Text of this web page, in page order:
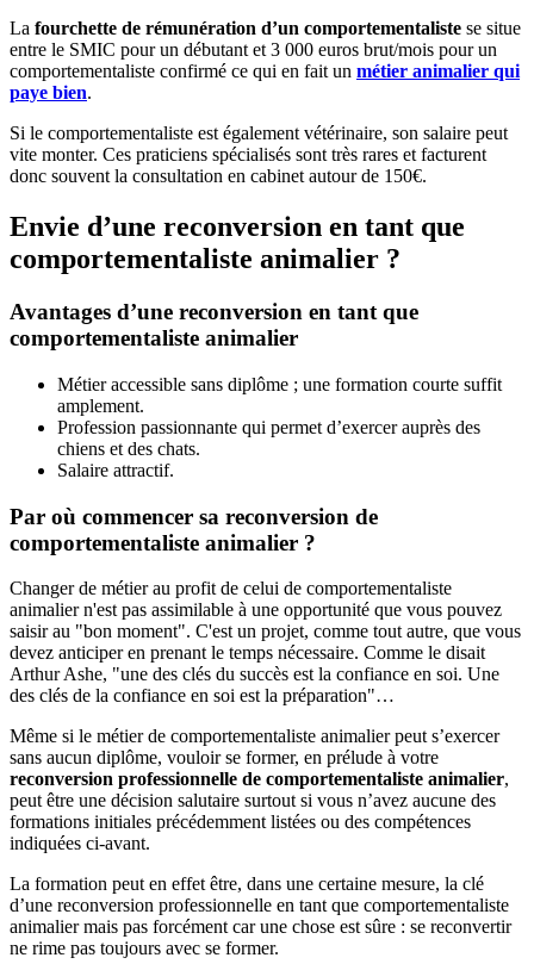
La fourchette de rémunération d’un comportementaliste se situe
entre le SMIC pour un débutant et 3 000 euros brut/mois pour un
comportementaliste confirmé ce qui en fait un métier animalier qui
paye bien.
Si le comportementaliste est également vétérinaire, son salaire peut
vite monter. Ces praticiens spécialisés sont très rares et facturent
donc souvent la consultation en cabinet autour de 150€.
Envie d’une reconversion en tant que
comportementaliste animalier ?
Avantages d’une reconversion en tant que
comportementaliste animalier
Métier accessible sans diplôme ; une formation courte suffit
amplement.
Profession passionnante qui permet d’exercer auprès des
chiens et des chats.
Salaire attractif.
Par où commencer sa reconversion de
comportementaliste animalier ?
Changer de métier au profit de celui de comportementaliste
animalier n'est pas assimilable à une opportunité que vous pouvez
saisir au "bon moment". C'est un projet, comme tout autre, que vous
devez anticiper en prenant le temps nécessaire. Comme le disait
Arthur Ashe, "une des clés du succès est la confiance en soi. Une
des clés de la confiance en soi est la préparation"…
Même si le métier de comportementaliste animalier peut s’exercer
sans aucun diplôme, vouloir se former, en prélude à votre
reconversion professionnelle de comportementaliste animalier,
peut être une décision salutaire surtout si vous n’avez aucune des
formations initiales précédemment listées ou des compétences
indiquées ci-avant.
La formation peut en effet être, dans une certaine mesure, la clé
d’une reconversion professionnelle en tant que comportementaliste
animalier mais pas forcément car une chose est sûre : se reconvertir
ne rime pas toujours avec se former.